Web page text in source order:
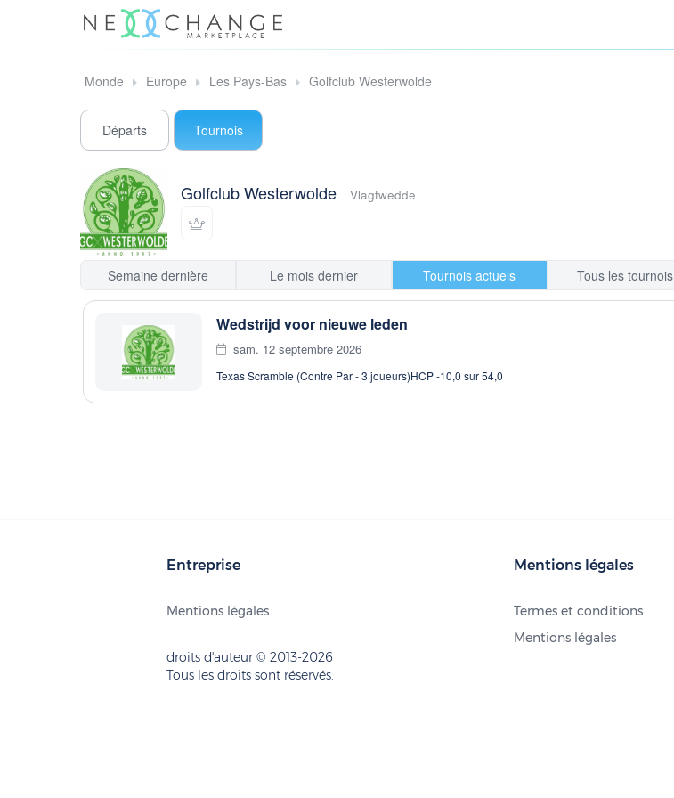
Monde Europe Les Pays-Bas Golfclub Westerwolde
Départs Tournois
Golfclub Westerwolde Vlagtwedde
Semaine dernière Le mois dernier Tournois actuels Tous les tournois
Wedstrijd voor nieuwe leden
sam. 12 septembre 2026
Texas Scramble (Contre Par - 3 joueurs)HCP -10,0 sur 54,0
Entreprise
Mentions légales
droits d'auteur © 2013-2026
Tous les droits sont réservés.
Mentions légales
Termes et conditions
Mentions légales